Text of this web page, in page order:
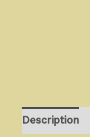
Description